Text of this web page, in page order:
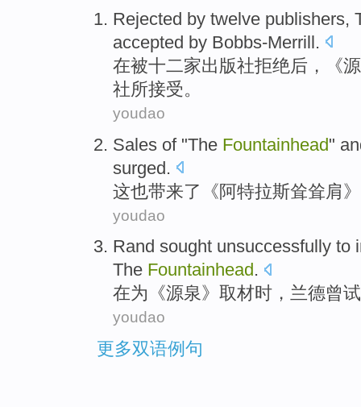
Rejected by twelve publishers,
accepted by Bobbs-Merrill.
在被十二家出版社拒绝后，《
社所接受。
youdao
Sales of "The Fountainhead"
surged.
这也带来了《阿特拉斯耸耸肩
youdao
Rand sought unsuccessfully to
The Fountainhead .
在为 《源泉》 取材时， 兰德曾
youdao
更多双语例句